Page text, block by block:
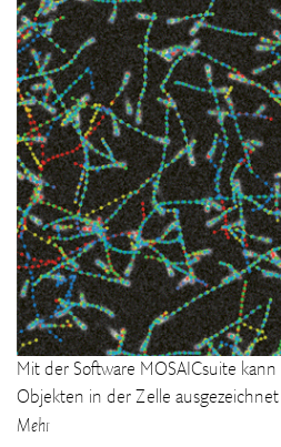
Mit der Software MOSAICsuite
Objekten in der Zelle
Mehr